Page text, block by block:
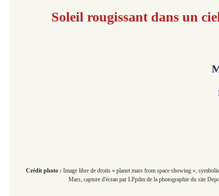
Soleil rougissant dans un
Crédit photo : Image libre de droits « planet mars from space showing »,
Mars, capture d'écran par LPpdm de la photographie du site